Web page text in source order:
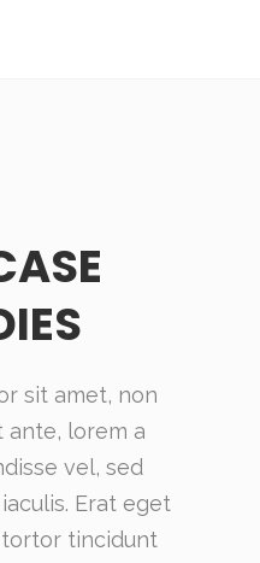
sit amet, non
ante, lorem a
vel, sed
Erat eget
tortor tincidunt